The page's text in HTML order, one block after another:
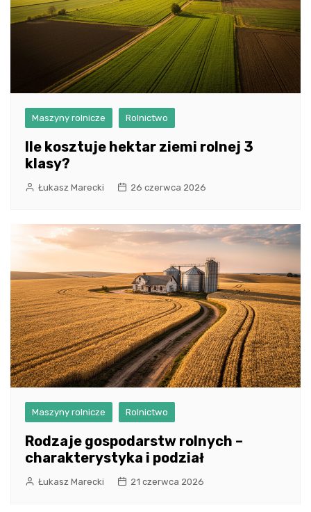
Maszyny rolnicze Rolnictwo
Ile kosztuje hektar ziemi rolnej 3
klasy?
Łukasz Marecki 26 czerwca 2026
Maszyny rolnicze Rolnictwo
Rodzaje gospodarstw rolnych –
charakterystyka i podział
Łukasz Marecki 21 czerwca 2026